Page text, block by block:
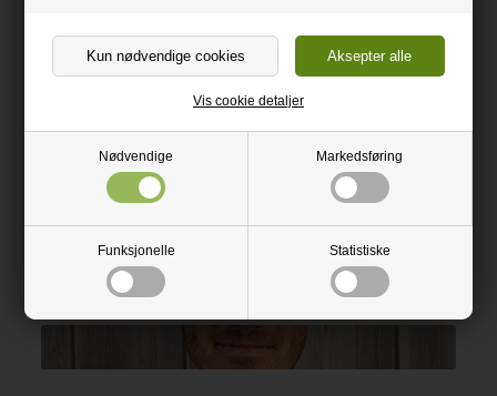
Nødvendige Markedsføring
Funksjonelle Statistiske
Vis cookie detaljer